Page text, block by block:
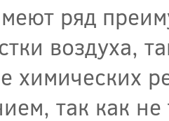
ряд
воздуха,
химических
так как